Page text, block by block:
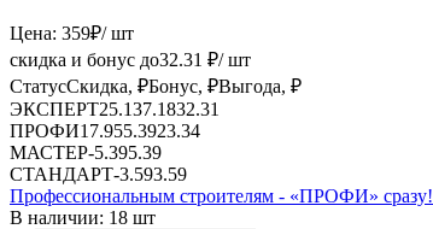
Цена: 359₽/ шт
скидка и бонус до32.31 ₽/ шт
СтатусСкидка, ₽Бонус, ₽Выгода, ₽
ЭКСПЕРТ25.137.1832.31
ПРОФИ17.955.3923.34
МАСТЕР-5.395.39
СТАНДАРТ-3.593.59
Профессиональным строителям - «ПРОФИ» сразу!
В наличии: 18 шт